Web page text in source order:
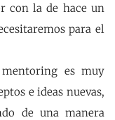
con la de hace un
para el
es muy
e ideas nuevas,
de una manera